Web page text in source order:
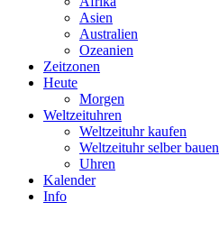
Asien
Australien
Ozeanien
Zeitzonen
Heute
Morgen
Weltzeituhren
Weltzeituhr kaufen
Weltzeituhr selber bauen
Uhren
Kalender
Info